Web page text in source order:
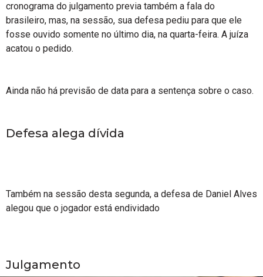
cronograma do julgamento previa também a fala do
brasileiro, mas, na sessão, sua defesa pediu para que ele
fosse ouvido somente no último dia, na quarta-feira. A juíza
acatou o pedido.
Ainda não há previsão de data para a sentença sobre o caso.
Defesa alega dívida
Também na sessão desta segunda, a defesa de Daniel Alves
alegou que o jogador está endividado
Julgamento